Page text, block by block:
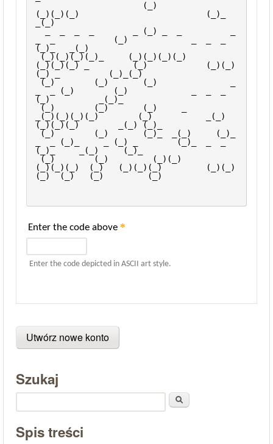
                      (_)
(_)(_)(_)                          (_)_
_(_)
  _  _  _  _        _ (_) _  _          _
_  _            (_)             _  _  _
(_)_   _(_)
(_)(_)(_)(_)_     (_)(_)(_)(_)
(_)(_)(_) _         (_)            (_)(_)
(_) _          (_)_(_)
(_)        (_)       (_)               _
_  _ (_)        (_)             _  _  _
(_)          _(_)_
(_)        (_)       (_)     _
_(_)(_)(_)(_)        (_)           _(_)
(_)(_)(_)        _(_) (_)_
(_)        (_)       (_)_  _(_)     (_)_
_  _ (_)_     _ (_) _        (_)_  _  _
(_)_     _(_)     (_)_
(_)        (_)         (_)(_)
(_)(_)(_)  (_)   (_)(_)(_)         (_)(_)
(_)  (_)   (_)         (_)
Enter the code above *
Enter the code depicted in ASCII art style.
Szukaj
Spis treści